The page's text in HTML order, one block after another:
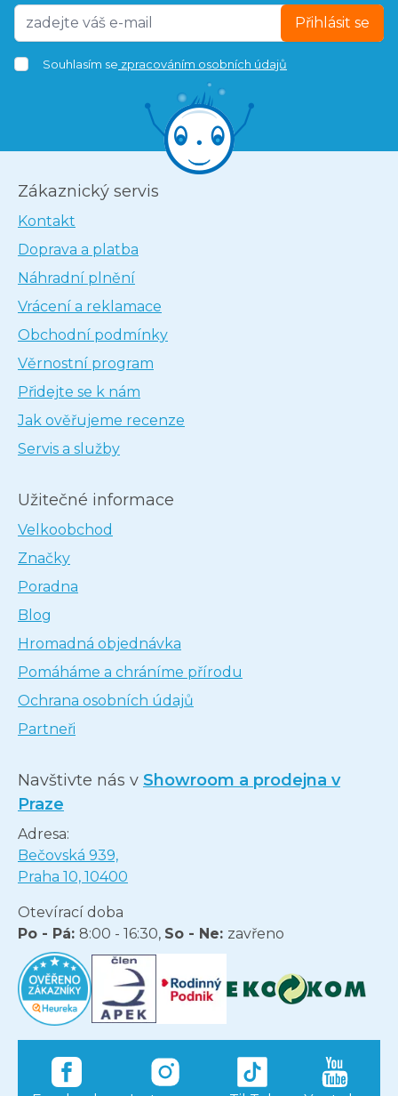
Přihlásit se
Souhlasím se zpracováním osobních údajů
Zákaznický servis
Kontakt
Doprava a platba
Náhradní plnění
Vrácení a reklamace
Obchodní podmínky
Věrnostní program
Přidejte se k nám
Jak ověřujeme recenze
Servis a služby
Užitečné informace
Velkoobchod
Značky
Poradna
Blog
Hromadná objednávka
Pomáháme a chráníme přírodu
Ochrana osobních údajů
Partneři
Navštivte nás v Showroom a prodejna v
Praze
Adresa:
Bečovská 939,
Praha 10, 10400
Otevírací doba
Po - Pá: 8:00 - 16:30, So - Ne: zavřeno